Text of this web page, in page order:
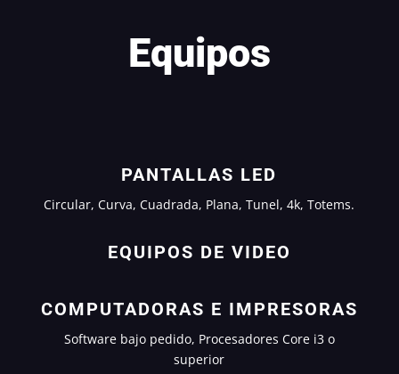
Equipos
PANTALLAS LED
Circular, Curva, Cuadrada, Plana, Tunel, 4k, Totems.
EQUIPOS DE VIDEO
COMPUTADORAS E IMPRESORAS
Software bajo pedido, Procesadores Core i3 o
superior